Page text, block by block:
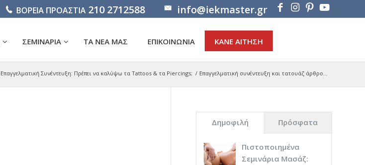
ΒΟΡΕΙΑ ΠΡΟΑΣΤΙΑ 210 2712588 info@iekmaster.gr
ΣΕΜΙΝΑΡΙΑ ΤΑ ΝΕΑ ΜΑΣ ΕΠΙΚΟΙΝΩΝΙΑ ΚΑΝΕ ΑΙΤΗΣΗ
Επαγγελματική Συνέντευξη: Πρέπει να καλύψω τα Tattoos & τα Piercings; / Επαγγελματική συνέντευξη και τατουάζ άρθρο...
Δημοφιλή Πρόσφατα
Πιστοποιημένα
Σεμινάρια Μασάζ: